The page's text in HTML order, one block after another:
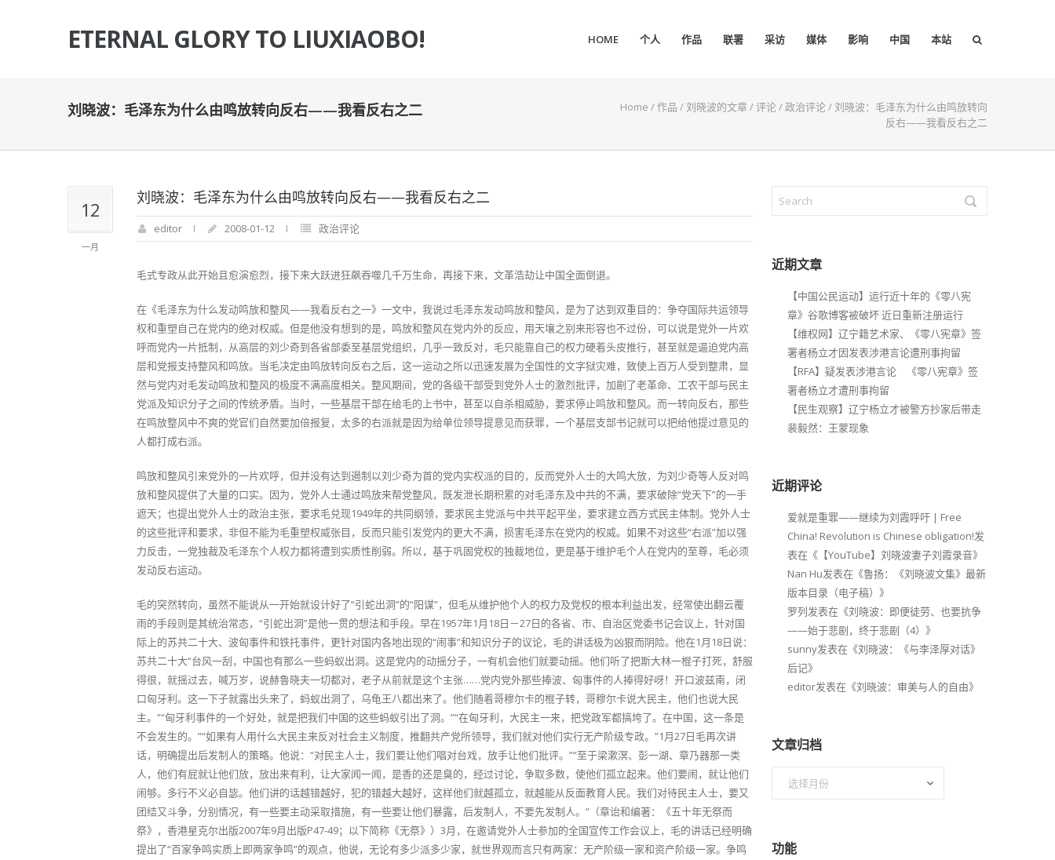
ETERNAL GLORY TO LIUXIAOBO! HOME 个人 作品 联署 采访 媒体 影响 中国 本站
刘晓波：毛泽东为什么由鸣放转向反右——我看反右之二 Home /作品 /刘晓波的文章/评论/政治评论/刘晓波：毛泽东为什么由鸣放转向
反右——我看反右之二
12
一月
刘晓波：毛泽东为什么由鸣放转向反右——我看反右之二
editor 2008-01-12 政治评论
毛式专政从此开始且愈演愈烈，接下来大跃进狂飙吞噬几千万生命，再接下来，文革浩劫让中国全面倒退。
在《毛泽东为什么发动鸣放和整风——我看反右之一》一文中，我说过毛泽东发动鸣放和整风，是为了达到双重目的：争夺国际共运领导
权和重塑自己在党内的绝对权威。但是他没有想到的是，鸣放和整风在党内外的反应，用天壤之别来形容也不过份，可以说是党外一片欢
呼而党内一片抵制，从高层的刘少奇到各省部委至基层党组织，几乎一致反对，毛只能靠自己的权力硬着头皮推行，甚至就是逼迫党内高
层和党报支持整风和鸣放。当毛决定由鸣放转向反右之后，这一运动之所以迅速发展为全国性的文字狱灾难，致使上百万人受到整肃，显
然与党内对毛发动鸣放和整风的极度不满高度相关。整风期间，党的各级干部受到党外人士的激烈批评，加剧了老革命、工农干部与民主
党派及知识分子之间的传统矛盾。当时，一些基层干部在给毛的上书中，甚至以自杀相威胁，要求停止鸣放和整风。而一转向反右，那些
在鸣放整风中不爽的党官们自然要加倍报复，太多的右派就是因为给单位领导提意见而获罪，一个基层支部书记就可以把给他提过意见的
人都打成右派。
鸣放和整风引来党外的一片欢呼，但并没有达到遏制以刘少奇为首的党内实权派的目的，反而党外人士的大鸣大放，为刘少奇等人反对鸣
放和整风提供了大量的口实。因为，党外人士通过鸣放来帮党整风，既发泄长期积累的对毛泽东及中共的不满，要求破除“党天下”的一手
遮天；也提出党外人士的政治主张，要求毛兑现1949年的共同纲领，要求民主党派与中共平起平坐，要求建立西方式民主体制。党外人士
的这些批评和要求，非但不能为毛重塑权威张目，反而只能引发党内的更大不满，损害毛泽东在党内的权威。如果不对这些“右派”加以强
力反击，一党独裁及毛泽东个人权力都将遭到实质性削弱。所以，基于巩固党权的独裁地位，更是基于维护毛个人在党内的至尊，毛必须
发动反右运动。
毛的突然转向，虽然不能说从一开始就设计好了“引蛇出洞”的“阳谋”，但毛从维护他个人的权力及党权的根本利益出发，经常使出翻云覆
雨的手段则是其统治常态，“引蛇出洞”是他一贯的想法和手段。早在1957年1月18日－27日的各省、市、自治区党委书记会议上，针对国
际上的苏共二十大、波匈事件和铁托事件，更针对国内各地出现的“闹事”和知识分子的议论，毛的讲话极为凶狠而阴险。他在1月18日说：
苏共二十大“台风一刮，中国也有那么一些蚂蚁出洞。这是党内的动摇分子，一有机会他们就要动摇。他们听了把斯大林一棍子打死，舒服
得很，就摇过去，喊万岁，说赫鲁晓夫一切都对，老子从前就是这个主张……党内党外那些捧波、匈事件的人捧得好呀！开口波兹南，闭
口匈牙利。这一下子就露出头来了，蚂蚁出洞了，乌龟王八都出来了。他们随着哥穆尔卡的棍子转，哥穆尔卡说大民主，他们也说大民
主。”“匈牙利事件的一个好处，就是把我们中国的这些蚂蚁引出了洞。”“在匈牙利，大民主一来，把党政军都搞垮了。在中国，这一条是
不会发生的。”“如果有人用什么大民主来反对社会主义制度，推翻共产党所领导，我们就对他们实行无产阶级专政。”1月27日毛再次讲
话，明确提出后发制人的策略。他说：“对民主人士，我们要让他们唱对台戏，放手让他们批评。”“至于梁漱溟、彭一湖、章乃器那一类
人，他们有屁就让他们放，放出来有利，让大家闻一闻，是香的还是臭的，经过讨论，争取多数，使他们孤立起来。他们要闹，就让他们
闹够。多行不义必自毖。他们讲的话越错越好，犯的错越大越好，这样他们就越孤立，就越能从反面教育人民。我们对待民主人士，要又
团结又斗争，分别情况，有一些要主动采取措施，有一些要让他们暴露，后发制人，不要先发制人。”（章诒和编著：《五十年无祭而
祭》，香港星克尔出版2007年9月出版P47-49；以下简称《无祭》）3月，在邀请党外人士参加的全国宣传工作会议上，毛的讲话已经明确
提出了“百家争鸣实质上即两家争鸣”的观点，他说，无论有多少派多少家，就世界观而言只有两家：无产阶级一家和资产阶级一家。争鸣
近期文章
【中国公民运动】运行近十年的《零八宪
章》谷歌博客被破坏 近日重新注册运行
【维权网】辽宁籍艺术家、《零八宪章》签
署者杨立才因发表涉港言论遭刑事拘留
【RFA】疑发表涉港言论 《零八宪章》签
署者杨立才遭刑事拘留
【民生观察】辽宁杨立才被警方抄家后带走
裴毅然：王蒙现象
近期评论
爱就是重罪——继续为刘霞呼吁 | Free
China! Revolution is Chinese obligation!发
表在《【YouTube】刘晓波妻子刘霞录音》
Nan Hu发表在《鲁扬：《刘晓波文集》最新
版本目录（电子稿） 》
罗列发表在《刘晓波：即便徒劳、也要抗争
——始于悲剧，终于悲剧（4） 》
sunny发表在《刘晓波：《与李泽厚对话》
后记》
editor发表在《刘晓波：审美与人的自由》
文章归档
功能